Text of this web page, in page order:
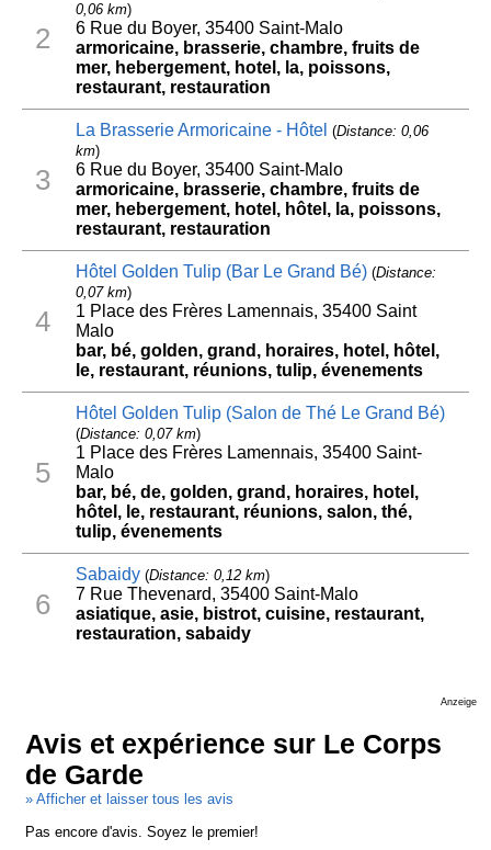
2
0,06 km)
6 Rue du Boyer, 35400 Saint-Malo
armoricaine, brasserie, chambre, fruits de
mer, hebergement, hotel, la, poissons,
restaurant, restauration
3
La Brasserie Armoricaine - Hôtel (Distance: 0,06
km)
6 Rue du Boyer, 35400 Saint-Malo
armoricaine, brasserie, chambre, fruits de
mer, hebergement, hotel, hôtel, la, poissons,
restaurant, restauration
4
Hôtel Golden Tulip (Bar Le Grand Bé)(Distance:
0,07 km)
1 Place des Frères Lamennais, 35400 Saint
Malo
bar, bé, golden, grand, horaires, hotel, hôtel,
le, restaurant, réunions, tulip, évenements
5
Hôtel Golden Tulip (Salon de Thé Le Grand Bé)
(Distance: 0,07 km)
1 Place des Frères Lamennais, 35400 Saint-
Malo
bar, bé, de, golden, grand, horaires, hotel,
hôtel, le, restaurant, réunions, salon, thé,
tulip, évenements
6
Sabaidy(Distance: 0,12 km)
7 Rue Thevenard, 35400 Saint-Malo
asiatique, asie, bistrot, cuisine, restaurant,
restauration, sabaidy
Anzeige
Avis et expérience sur Le Corps
de Garde
» Afficher et laisser tous les avis
Pas encore d'avis. Soyez le premier!